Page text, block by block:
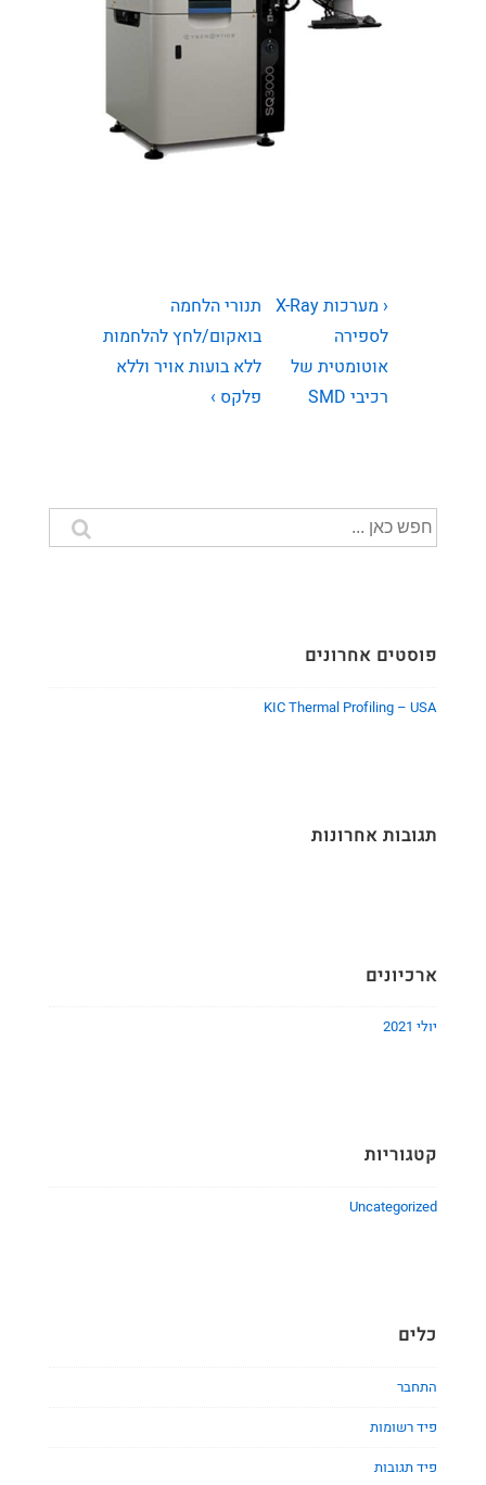
ניווט
המאמר
הקודם
‹ מערכות X-Ray
לספירה
אוטומטית של
רכיבי SMD
המאמר
הבא
תנורי הלחמה
בואקום/לחץ להלחמות
ללא בועות אויר וללא
פלקס ›
חיפוש
עבור:
פוסטים אחרונים
KIC Thermal Profiling – USA
תגובות אחרונות
ארכיונים
יולי 2021
קטגוריות
Uncategorized
כלים
התחבר
פיד רשומות
פיד תגובות